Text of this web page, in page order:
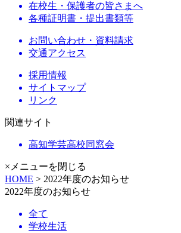
在校生・保護者の皆さまへ
各種証明書・提出書類等
お問い合わせ・資料請求
交通アクセス
採用情報
サイトマップ
リンク
関連サイト
高知学芸高校同窓会
×メニューを閉じる
HOME > 2022年度のお知らせ
2022年度のお知らせ
全て
学校生活